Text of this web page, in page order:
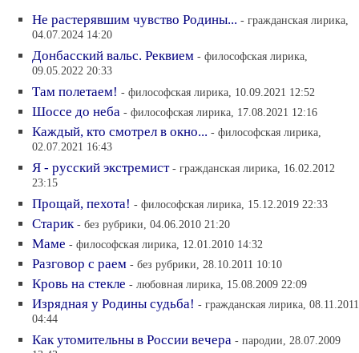
Не растерявшим чувство Родины... - гражданская лирика,
04.07.2024 14:20
Донбасский вальс. Реквием - философская лирика,
09.05.2022 20:33
Там полетаем! - философская лирика, 10.09.2021 12:52
Шоссе до неба - философская лирика, 17.08.2021 12:16
Каждый, кто смотрел в окно... - философская лирика,
02.07.2021 16:43
Я - русский экстремист - гражданская лирика, 16.02.2012
23:15
Прощай, пехота! - философская лирика, 15.12.2019 22:33
Старик - без рубрики, 04.06.2010 21:20
Маме - философская лирика, 12.01.2010 14:32
Разговор с раем - без рубрики, 28.10.2011 10:10
Кровь на стекле - любовная лирика, 15.08.2009 22:09
Изрядная у Родины судьба! - гражданская лирика, 08.11.2011
04:44
Как утомительны в России вечера - пародии, 28.07.2009